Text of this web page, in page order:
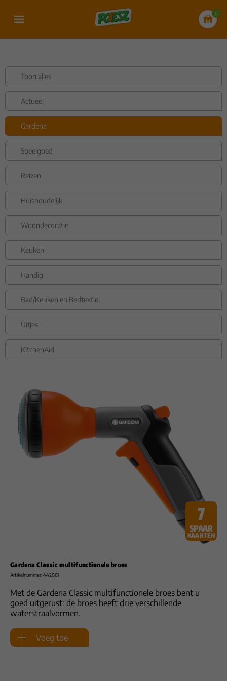
0
Toon alles
Actueel
Gardena
Speelgoed
Reizen
Huishoudelijk
Woondecoratie
Keuken
Handig
Bad/Keuken en Bedtextiel
Uitjes
KitchenAid
7
SPAAR
KAARTEN
Gardena Classic multifunctionele broes
Artikelnummer: 442061
Met de Gardena Classic multifunctionele broes bent u
goed uitgerust: de broes heeft drie verschillende
waterstraalvormen.
Voeg toe